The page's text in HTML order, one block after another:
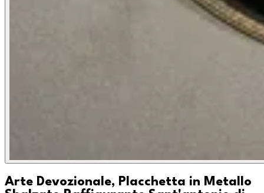
Arte Devozionale, Placchetta in Metallo